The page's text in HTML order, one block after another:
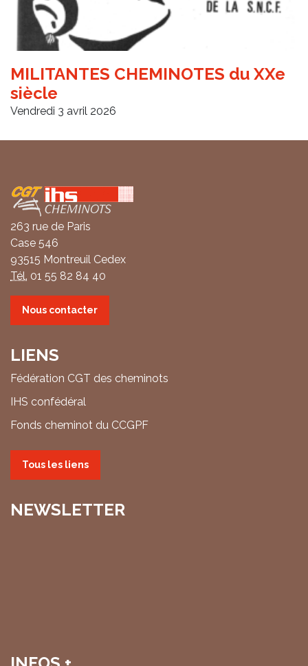
MILITANTES CHEMINOTES du XXe
siècle
Vendredi 3 avril 2026
Coordonnées
263 rue de Paris
Case 546
93515 Montreuil Cedex
Tél. 01 55 82 84 40
Nous contacter
LIENS
Fédération CGT des cheminots
IHS confédéral
Fonds cheminot du CCGPF
Tous les liens
NEWSLETTER